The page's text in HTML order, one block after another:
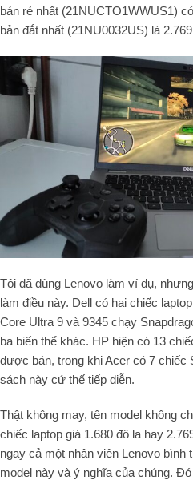
bản rẻ nhất (21NUCTO1WWUS1)
bản đắt nhất (21NU0032US) là
Tôi đã dùng Lenovo làm ví dụ,
làm điều này. Dell có hai chiếc
Core Ultra 9 và 9345 chạy
ba biến thể khác. HP hiện có 13
được bán, trong khi Acer có 7 chiếc
sách này cứ thế tiếp diễn.
Thật không may, tên model không
chiếc laptop giá 1.680 đô la hay
ngay cả một nhân viên Lenovo bình
model này và ý nghĩa của chúng.